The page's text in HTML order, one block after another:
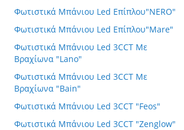
Φωτιστικά Μπάνιου Led Επίπλου"NERO"
Φωτιστικά Μπάνιου Led Επίπλου"Mare"
Φωτιστικά Μπάνιου Led 3CCT Με
Βραχίωνα "Lano"
Φωτιστικά Μπάνιου Led 3CCT Με
Βραχίωνα "Bain"
Φωτιστικά Μπάνιου Led 3CCT "Feos"
Φωτιστικά Μπάνιου Led 3CCT "Zenglow"